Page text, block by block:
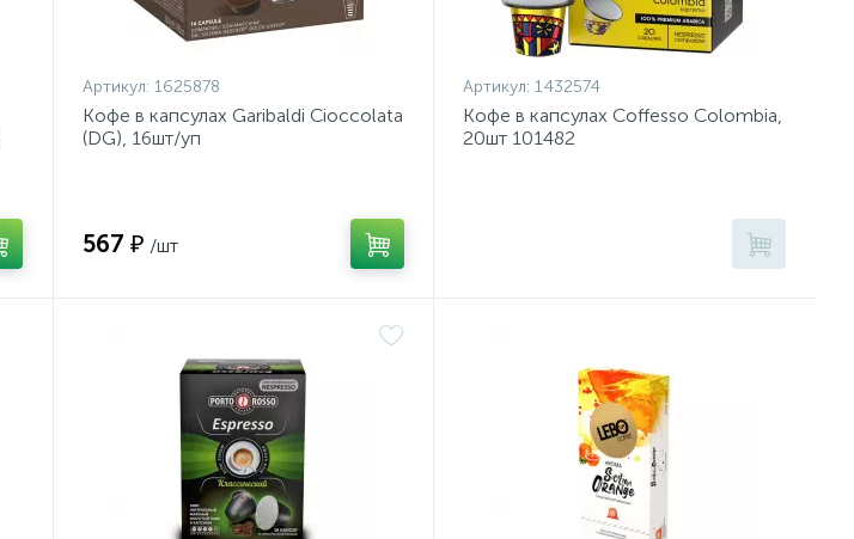
Артикул: 1625878
Кофе в капсулах Garibaldi Cioccolata
(DG), 16шт/уп
567 ₽ /шт
Артикул: 1432574
Кофе в капсулах Coffesso Colombia,
20шт 101482